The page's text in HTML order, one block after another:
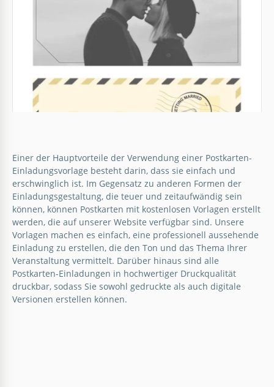
Beige Einladungs-Postkarte
Eleganz trifft auf Simplizität mit unserer Beige
Invitation PostCard Vorlage. Dieses klassische
Design präsentiert einen neutralen beigen
Hintergrund, der Raffinesse und Charme ausstrahlt.
Google Slides
Einer der Hauptvorteile der Verwendung einer Postkarten-
Einladungsvorlage besteht darin, dass sie einfach und
erschwinglich ist. Im Gegensatz zu anderen Formen der
Einladungsgestaltung, die teuer und zeitaufwändig sein
können, können Postkarten mit kostenlosen Vorlagen erstellt
werden, die auf unserer Website verfügbar sind. Unsere
Vorlagen machen es einfach, eine professionell aussehende
Einladung zu erstellen, die den Ton und das Thema Ihrer
Veranstaltung vermittelt. Darüber hinaus sind alle
Postkarten-Einladungen in hochwertiger Druckqualität
druckbar, sodass Sie sowohl gedruckte als auch digitale
Versionen erstellen können.